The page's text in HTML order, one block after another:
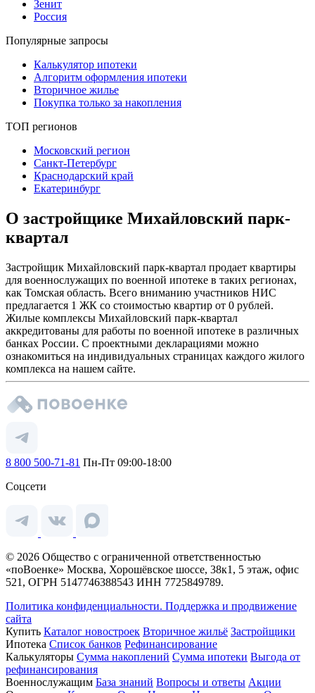
Зенит
Россия
Популярные запросы
Калькулятор ипотеки
Алгоритм оформления ипотеки
Вторичное жилье
Покупка только за накопления
ТОП регионов
Московский регион
Санкт-Петербург
Краснодарский край
Екатеринбург
О застройщике Михайловский парк-
квартал
Застройщик Михайловский парк-квартал продает квартиры
для военнослужащих по военной ипотеке в таких регионах,
как Томская область. Всего вниманию участников НИС
предлагается 1 ЖК со стоимостью квартир от 0 рублей.
Жилые комплексы Михайловский парк-квартал
аккредитованы для работы по военной ипотеке в различных
банках России. С проектными декларациями можно
ознакомиться на индивидуальных страницах каждого жилого
комплекса на нашем сайте.
8 800 500-71-81 Пн-Пт 09:00-18:00
Соцсети
© 2026 Общество с ограниченной ответственностью
«поВоенке» Москва, Хорошёвское шоссе, 38к1, 5 этаж, офис
521, ОГРН 5147746388543 ИНН 7725849789.
Политика конфиденциальности. Поддержка и продвижение
сайта
Купить Каталог новостроек Вторичное жильё Застройщики
Ипотека Список банков Рефинансирование
Калькуляторы Сумма накоплений Сумма ипотеки Выгода от
рефинансирования
Военнослужащим База знаний Вопросы и ответы Акции